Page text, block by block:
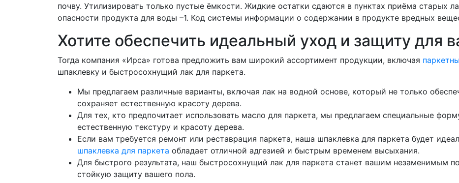
почву. Утилизировать только пустые ёмкости. Жидкие остатки сдаются в пунктах приёма старых
опасности продукта для воды –1. Код системы информации о содержании в продукте вредных
Хотите обеспечить идеальный уход и защиту для
Тогда компания «Ирса» готова предложить вам широкий ассортимент продукции, включая
шпаклевку и быстросохнущий лак для паркета.
Мы предлагаем различные варианты, включая лак на водной основе, который не только
сохраняет естественную красоту дерева.
Для тех, кто предпочитает использовать масло для паркета, мы предлагаем специальные
естественную текстуру и красоту дерева.
Если вам требуется ремонт или реставрация паркета, наша шпаклевка для паркета будет
шпаклевка для паркета обладает отличной адгезией и быстрым временем высыхания.
Для быстрого результата, наш быстросохнущий лак для паркета станет вашим незаменимым
стойкую защиту вашего пола.